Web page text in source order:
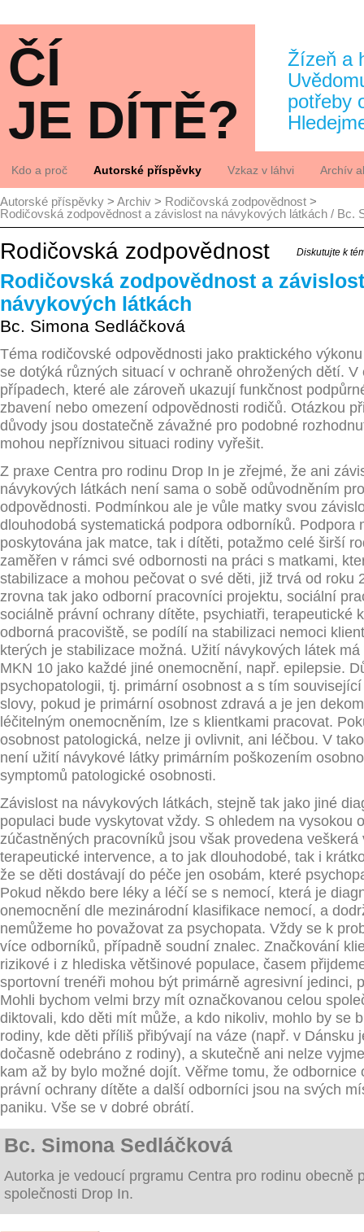
ČÍ
JE DÍTĚ?
Žízeň a
potřeby
Kdo a proč
Kdo
Proč
Autorské příspěvky
Archiv
Jak to vidí
Analýzy
Vzkaz v láhvi Archív
Autorské příspěvky > Archiv > Rodičovská zodpovědnost >
Rodičovská zodpovědnost a závislost na návykových látkách / Bc.
Diskutujte k
Rodičovská zodpovědnost
Rodičovská zodpovědnost a
návykových látkách
Bc. Simona Sedláčková
Téma rodičovské odpovědnosti jako praktického výkonu
se dotýká různých situací v ochraně ohrožených dětí. V
případech, které ale zároveň ukazují funkčnost
zbavení nebo omezení odpovědnosti rodičů. Otázkou
důvody jsou dostatečně závažné pro podobné
mohou nepříznivou situaci rodiny vyřešit.
Z praxe Centra pro rodinu Drop In je zřejmé, že ani
návykových látkách není sama o sobě odůvodněním
odpovědnosti. Podmínkou ale je vůle matky svou
dlouhodobá systematická podpora odborníků. Podpora
poskytována jak matce, tak i dítěti, potažmo celé širší
zaměřen v rámci své odbornosti na práci s matkami,
stabilizace a mohou pečovat o své děti, již trvá od roku
zrovna tak jako odborní pracovníci projektu, sociální
sociálně právní ochrany dítěte, psychiatři, terapeutické
odborná pracoviště, se podílí na stabilizaci nemoci
kterých je stabilizace možná. Užití návykových látek
MKN 10 jako každé jiné onemocnění, např. epilepsie.
psychopatologii, tj. primární osobnost a s tím
slovy, pokud je primární osobnost zdravá a je jen
léčitelným onemocněním, lze s klientkami pracovat.
osobnost patologická, nelze ji ovlivnit, ani léčbou. V
není užití návykové látky primárním poškozením
symptomů patologické osobnosti.
Závislost na návykových látkách, stejně tak jako jiné
populaci bude vyskytovat vždy. S ohledem na vysokou
zúčastněných pracovníků jsou však provedena veškerá
terapeutické intervence, a to jak dlouhodobé, tak i
že se děti dostávají do péče jen osobám, které
Pokud někdo bere léky a léčí se s nemocí, která je
onemocnění dle mezinárodní klasifikace nemocí, a
nemůžeme ho považovat za psychopata. Vždy se k
více odborníků, případně soudní znalec. Značkování
rizikové i z hlediska většinové populace, časem
sportovní trenéři mohou být primárně agresivní jedinci,
Mohli bychom velmi brzy mít označkovanou celou
diktovali, kdo děti mít může, a kdo nikoliv, mohlo by se
rodiny, kde děti příliš přibývají na váze (např. v Dánsku
dočasně odebráno z rodiny), a skutečně ani nelze
kam až by bylo možné dojít. Věřme tomu, že odbornice
právní ochrany dítěte a další odborníci jsou na svých
paniku. Vše se v dobré obrátí.
Bc. Simona Sedláčková
Autorka je vedoucí prgramu Centra pro rodinu obecně
společnosti Drop In.